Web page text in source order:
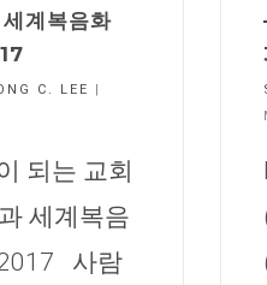
계복음화
C. LEE
|
되는 교회
세계복음
사람